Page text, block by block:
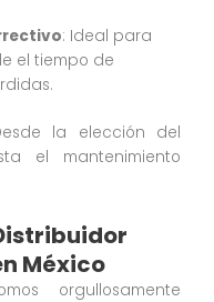
: Ideal para
el tiempo de
la elección del
el mantenimiento
México
orgullosamente